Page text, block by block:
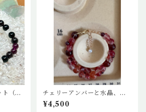
ト（ガ
トリ
チェリーアンバーと水晶、ガ
ーネットの花のブレスレット
¥4,500